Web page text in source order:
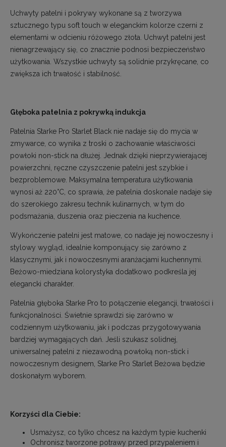
Uchwyty patelni i pokrywy wykonane są z tworzywa
sztucznego typu soft touch w eleganckim kolorze czerni z
elementami w odcieniu różowego złota. Uchwyt patelni jest
nienagrzewający się, co znacznie podnosi bezpieczeństwo
użytkowania. Wszystkie uchwyty są solidnie przykręcane, co
zwiększa ich trwałość i stabilność.
Głęboka patelnia z pokrywką indukcja
Patelnia Starke Pro Starlet Black nie nadaje się do mycia w
zmywarce, co wynika z troski o zachowanie właściwości
powłoki non-stick na dłużej. Jednak dzięki nieprzywierającej
powierzchni, ręczne czyszczenie patelni jest szybkie i
bezproblemowe. Maksymalna temperatura użytkowania
wynosi aż 220°C, co sprawia, że patelnia doskonale nadaje się
do szerokiego zakresu technik kulinarnych, w tym do
podsmażania, duszenia oraz pieczenia na kuchence.
Wykończenie patelni jest matowe, co nadaje jej nowoczesny i
stylowy wygląd, idealnie komponujący się zarówno z
klasycznymi, jak i nowoczesnymi aranżacjami kuchennymi.
Beżowo-miedziana kolorystyka dodatkowo podkreśla jej
elegancki charakter.
Patelnia głęboka Starke Pro to połączenie elegancji, trwałości i
funkcjonalności. Świetnie sprawdzi się zarówno w
codziennym użytkowaniu, jak i podczas przygotowywania
bardziej wymagających dań. Jeśli szukasz solidnej,
uniwersalnej patelni z niezawodną powłoką non-stick i
nowoczesnym designem, Starke Pro Starlet Beżowa będzie
doskonałym wyborem.
Korzyści dla Ciebie:
Usmażysz, co tylko chcesz na każdym typie kuchenki
Ochronisz tworzone potrawy przed przypaleniem i